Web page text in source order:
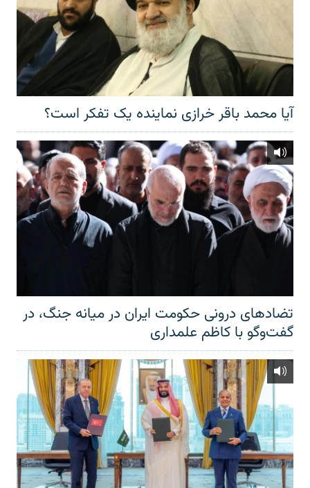
آیا محمد باقر خرازی نماینده یک تفکر است؟
تضادهای درونی حکومت ایران در میانه جنگ، در
گفت‌‌وگو با کاظم علمداری